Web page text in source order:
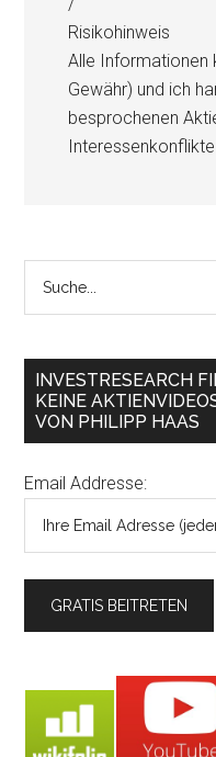
Risikohinweis
Alle Informationen
Gewähr) und ich
besprochenen
INVESTRESEARCH
KEINE
VON PHILIPP HAAS
Email Addresse: